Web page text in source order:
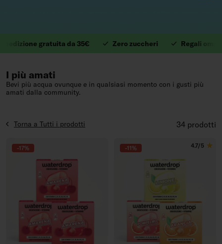
1. Preziose
gratuita da 35€ Zero zuccheri Regali omaggio
I più amati
Bevi più acqua ovunque e in qualsiasi momento con i gusti più
amati dalla community.
Torna a Tutti i prodotti 34 prodotti
-17% -11% 4.7/5